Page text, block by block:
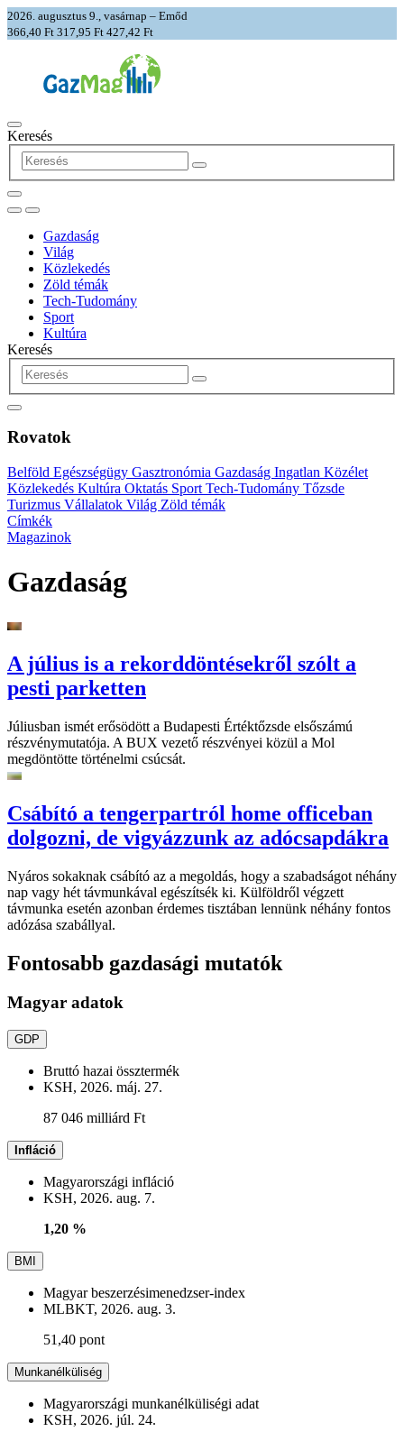
2026. augusztus 9., vasárnap – Emőd
366,40 Ft 317,95 Ft 427,42 Ft
Keresés
Gazdaság
Világ
Közlekedés
Zöld témák
Tech-Tudomány
Sport
Kultúra
Keresés
Rovatok
Belföld Egészségügy Gasztronómia Gazdaság Ingatlan Közélet
Közlekedés Kultúra Oktatás Sport Tech-Tudomány Tőzsde
Turizmus Vállalatok Világ Zöld témák
Címkék
Magazinok
Gazdaság
A július is a rekorddöntésekről szólt a
pesti parketten
Júliusban ismét erősödött a Budapesti Értéktőzsde elsőszámú
részvénymutatója. A BUX vezető részvényei közül a Mol
megdöntötte történelmi csúcsát.
Csábító a tengerpartról home officeban
dolgozni, de vigyázzunk az adócsapdákra
Nyáros sokaknak csábító az a megoldás, hogy a szabadságot néhány
nap vagy hét távmunkával egészítsék ki. Külföldről végzett
távmunka esetén azonban érdemes tisztában lennünk néhány fontos
adózása szabállyal.
Fontosabb gazdasági mutatók
Magyar adatok
GDP
Bruttó hazai össztermék
KSH, 2026. máj. 27.
87 046 milliárd Ft
Infláció
Magyarországi infláció
KSH, 2026. aug. 7.
1,20 %
BMI
Magyar beszerzésimenedzser-index
MLBKT, 2026. aug. 3.
51,40 pont
Munkanélküliség
Magyarországi munkanélküliségi adat
KSH, 2026. júl. 24.